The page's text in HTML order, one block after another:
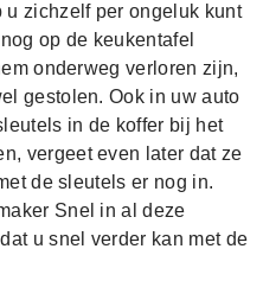
zichzelf per ongeluk kunt
op de keukentafel
onderweg verloren zijn,
gestolen. Ook in uw auto
in de koffer bij het
vergeet even later dat ze
de sleutels er nog in.
Snel in al deze
u snel verder kan met de